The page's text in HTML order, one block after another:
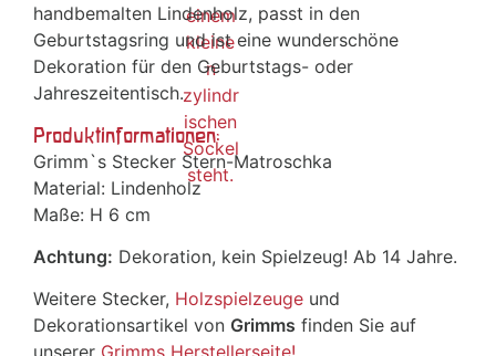
handbemalten Lindenholz, passt in den
Geburtstagsring und ist eine wunderschöne
Dekoration für den Geburtstags- oder
Jahreszeitentisch.
Produktinformationen:
Grimm`s Stecker Stern-Matroschka
Material: Lindenholz
Maße: H 6 cm
Achtung: Dekoration, kein Spielzeug! Ab 14 Jahre.
Weitere Stecker, Holzspielzeuge und
Dekorationsartikel von Grimms finden Sie auf